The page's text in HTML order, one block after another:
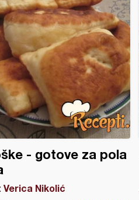
- gotove za pola
Verica Nikolić